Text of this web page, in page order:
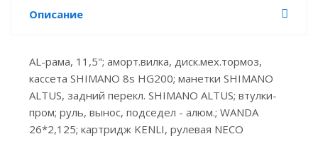
Описание
AL-рама, 11,5"; аморт.вилка, диск.мех.тормоз,
кассета SHIMANO 8s HG200; манетки SHIMANO
ALTUS, задний перекл. SHIMANO ALTUS; втулки-
пром; руль, вынос, подседел - алюм.; WANDA
26*2,125; картридж KENLI, рулевая NECO